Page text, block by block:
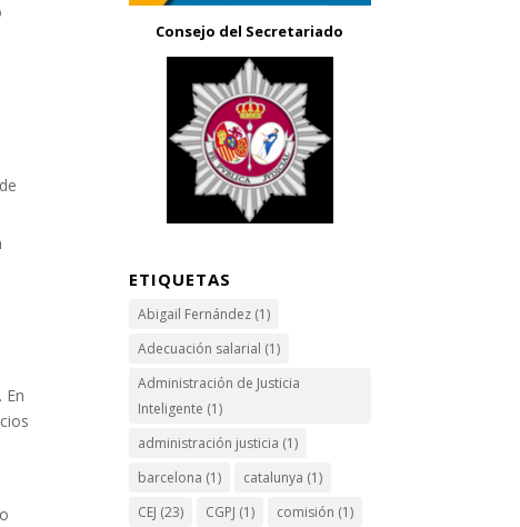
. En
Consejo del Secretariado
ETIQUETAS
Abigail Fernández (1)
Adecuación salarial (1)
Administración de Justicia
Inteligente (1)
administración justicia (1)
barcelona (1) catalunya (1)
CEJ (23) CGPJ (1) comisión (1)